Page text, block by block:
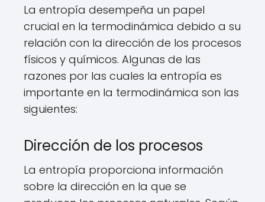
La entropía desempeña un papel
crucial en la termodinámica debido a su
relación con la dirección de los procesos
físicos y químicos. Algunas de las
razones por las cuales la entropía es
importante en la termodinámica son las
siguientes:
Dirección de los procesos
La entropía proporciona información
sobre la dirección en la que se